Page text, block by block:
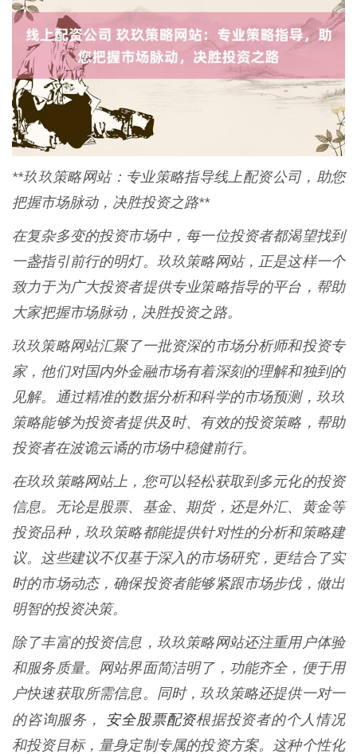
**玖玖策略网站：专业策略指导线上配资公司，助您
把握市场脉动，决胜投资之路**
在复杂多变的投资市场中，每一位投资者都渴望找到
一盏指引前行的明灯。玖玖策略网站，正是这样一个
致力于为广大投资者提供专业策略指导的平台，帮助
大家把握市场脉动，决胜投资之路。
玖玖策略网站汇聚了一批资深的市场分析师和投资专
家，他们对国内外金融市场有着深刻的理解和独到的
见解。通过精准的数据分析和科学的市场预测，玖玖
策略能够为投资者提供及时、有效的投资策略，帮助
投资者在波诡云谲的市场中稳健前行。
在玖玖策略网站上，您可以轻松获取到多元化的投资
信息。无论是股票、基金、期货，还是外汇、黄金等
投资品种，玖玖策略都能提供针对性的分析和策略建
议。这些建议不仅基于深入的市场研究，更结合了实
时的市场动态，确保投资者能够紧跟市场步伐，做出
明智的投资决策。
除了丰富的投资信息，玖玖策略网站还注重用户体验
和服务质量。网站界面简洁明了，功能齐全，便于用
户快速获取所需信息。同时，玖玖策略还提供一对一
的咨询服务，
安全股票配资根据投资者的个人情况
和投资目标，量身定制专属的投资方案。这种个性化